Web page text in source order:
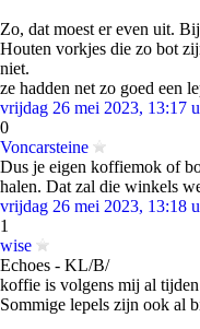
Zo, dat moest er even uit.
Houten vorkjes die zo bot
niet.
ze hadden net zo goed een
vrijdag 26 mei 2023, 13:17
0
Voncarsteine
Dus je eigen koffiemok of
halen. Dat zal die winkels
vrijdag 26 mei 2023, 13:18
1
wise
Echoes - KL/B/
koffie is volgens mij al
Sommige lepels zijn ook al